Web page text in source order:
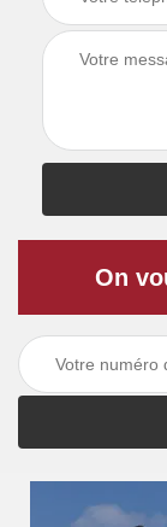
On